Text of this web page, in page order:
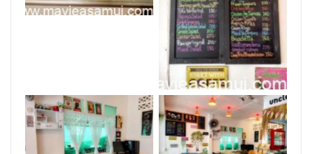
Elle Recipes
Elle Recipes Elle Recipes